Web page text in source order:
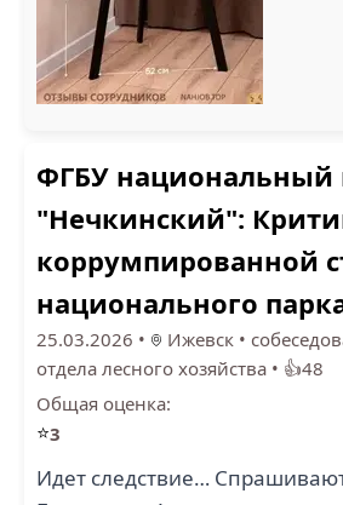
РОСРЕСУРС (4)
ФГБУ национальный
"Нечкинский":
коррумпированной
национального
25.03.2026 • Ижевск •
отдела лесного хозяйства • 👍48
Общая оценка:
⭐3
Идет следствие…